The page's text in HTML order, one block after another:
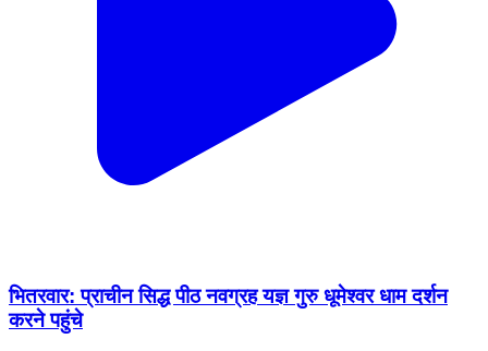
भितरवार: प्राचीन सिद्ध पीठ नवग्रह यज्ञ गुरु धूमेश्वर धाम दर्शन
करने पहुंचे